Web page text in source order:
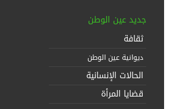
جديد عين الوطن
ثقافة
ديوانية عين الوطن
الحالات الإنسانية
قضايا المرأة